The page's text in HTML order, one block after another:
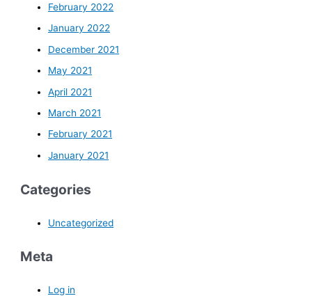
February 2022
January 2022
December 2021
May 2021
April 2021
March 2021
February 2021
January 2021
Categories
Uncategorized
Meta
Log in